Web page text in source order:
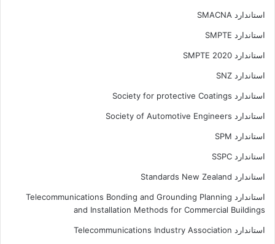
استاندارد SMACNA
استاندارد SMPTE
استاندارد SMPTE 2020
استاندارد SNZ
استاندارد Society for protective Coatings
استاندارد Society of Automotive Engineers
استاندارد SPM
استاندارد SSPC
استاندارد Standards New Zealand
استاندارد Telecommunications Bonding and Grounding Planning
and Installation Methods for Commercial Buildings
استاندارد Telecommunications Industry Association